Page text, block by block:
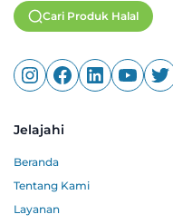
Cari Produk Halal
Jelajahi
Beranda
Tentang Kami
Layanan